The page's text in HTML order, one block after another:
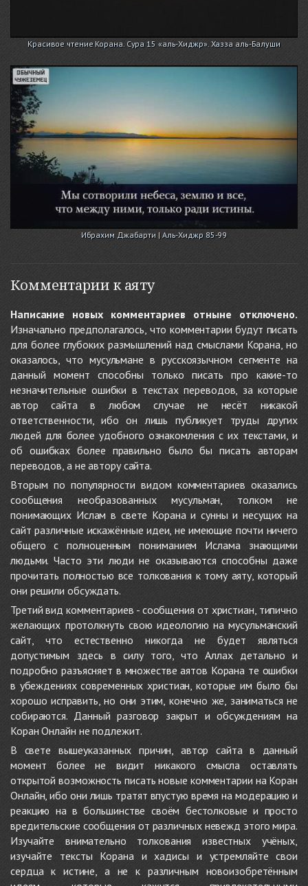
Красивое чтение Корана. Сура 15 «аль-Хиджр». Хазза аль-Балуши
Ибрахим Джабарти | Аль-Хиджр 85-99
Комментарии к аяту
Написание новых комментариев отныне отключено.
Изначально предполагалось, что комментарии будут писать
для более глубоких размышлений над смыслами Корана, но
оказалось, что мусульмане в русскоязычном сегменте на
данный момент способны только писать про какие-то
незначительные ошибки в текстах переводов, за которые
автор сайта в любом случае не несёт никакой
ответственности, ибо он лишь публикует труды других
людей для более удобного ознакомления с их текстами, и
об ошибках более правильно было бы писать авторам
переводов, а не автору сайта.
Вторым по популярности видом комментариев оказались
сообщения необразованных мусульман, толком не
понимающих Ислам в свете Корана и сунны и несущих на
сайт различные искажённые идеи, не имеющие почти ничего
общего с полноценным пониманием Ислама знающими
людьми. Часто эти люди не оказываются способны даже
прочитать полностью все толкования к тому аяту, который
они решили обсуждать.
Третий вид комментариев - сообщения от христиан, типично
желающих протолкнуть свою идеологию на мусульманский
сайт, что естественно никогда не будет являться
допустимым здесь в силу того, что Аллах детально и
подробно разъясняет в множестве аятов Корана те ошибки
в убеждениях современных христиан, которые им было бы
хорошо исправить, но они этим, конечно же, заниматься не
собираются. Данный разговор закрыт и обсуждениям на
Коран Онлайн не подлежит.
В свете вышеуказанных причин, автор сайта в данный
момент более не видит никакого смысла оставлять
открытой возможность писать новые комментарии на Коран
Онлайн, ибо они лишь тратят впустую время на модерацию и
реакцию на в большинстве своём бестолковые и просто
вредительские сообщения от различных невежд этого мира.
Изучайте внимательно толкования известных учёных,
изучайте тексты Корана и хадисы и устремляйте свои
сердца к истине, а не к различным новоизобретённым